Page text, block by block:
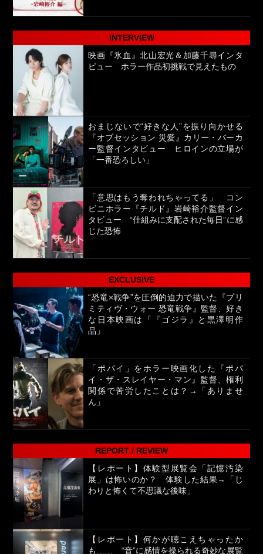
INTERVIEW
映画『氷血』北山宏光＆加藤千尋インタ
ビュー ホラー作品初挑戦で見えたもの
おまじないで“好きな人”を振り向かせる
『オブセッション 災愛』カリー・バーカ
ー監督インタビュー ヒロインの立場が
「一番恐ろしい」
「意思はもう奪われちゃってる」 コン
ビニホラー『チルド』岩崎裕介監督イン
タビュー “仕組みに支配された毎日”に感
じた恐怖
EXCLUSIVE
“恐竜×戦争”を圧倒的迫力で描いた『プリ
ミティヴ・ウォー 恐竜戦争』監督、好き
な日本映画は「『ゴジラ』と黒澤明作
品」
「ポパイ」をホラー映画化した『ポパ
イ・ザ・スレイヤー・マン』監督、権利
関係で苦労したことは？→「ありませ
ん」
REPORT / REVIEW
【レポート】体験型展覧会「記憶汚染
展」は怖いのか？ 体験した結果→「じ
わりと怖くて不思議な後味」
【レポート】何かが聴こえちゃったか
も…… “音”に感情を操られる奇妙な展覧